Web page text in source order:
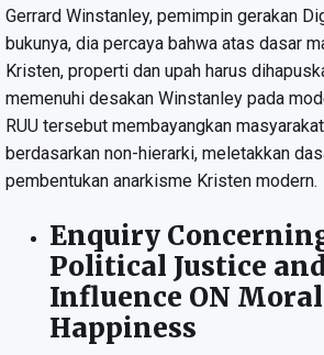
Gerrard Winstanley, pemimpin gerakan
bukunya, dia percaya bahwa atas dasar
Kristen, properti dan upah harus
memenuhi desakan Winstanley pada
RUU tersebut membayangkan
berdasarkan non-hierarki, meletakkan
pembentukan anarkisme Kristen modern.
Enquiry
Political Justice
Influence ON
Happiness